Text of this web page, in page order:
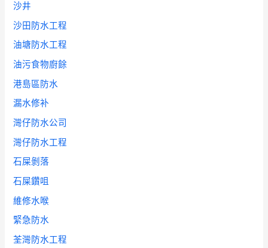
沙井
沙田防水工程
油塘防水工程
油污食物廚餘
港島區防水
漏水修补
灣仔防水公司
灣仔防水工程
石屎剝落
石屎鑽咀
維修水喉
緊急防水
荃灣防水工程